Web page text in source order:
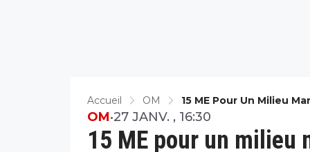
Accueil OM 15 ME Pour Un Milieu
15 ME pour un milieu
OM•27 JANV. , 16:30